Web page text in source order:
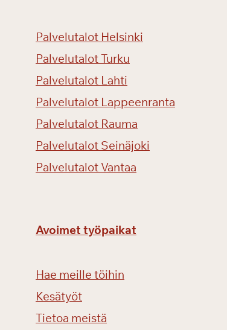
Palvelutalot Helsinki
Palvelutalot Turku
Palvelutalot Lahti
Palvelutalot Lappeenranta
Palvelutalot Rauma
Palvelutalot Seinäjoki
Palvelutalot Vantaa
Avoimet työpaikat
Hae meille töihin
Kesätyöt
Tietoa meistä